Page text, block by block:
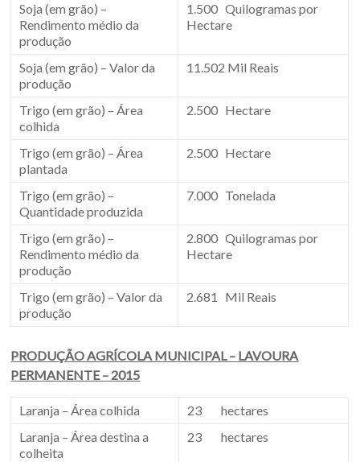
Soja (em grão) –
Rendimento médio da
produção
1.500 Quilogramas por
Hectare
Soja (em grão) – Valor da
produção
11.502 Mil Reais
Trigo (em grão) – Área
colhida
2.500 Hectare
Trigo (em grão) – Área
plantada
2.500 Hectare
Trigo (em grão) –
Quantidade produzida
7.000 Tonelada
Trigo (em grão) –
Rendimento médio da
produção
2.800 Quilogramas por
Hectare
Trigo (em grão) – Valor da
produção
2.681 Mil Reais
PRODUÇÃO AGRÍCOLA MUNICIPAL – LAVOURA
PERMANENTE – 2015
Laranja – Área colhida
23 hectares
Laranja – Área destina a
colheita
23 hectares